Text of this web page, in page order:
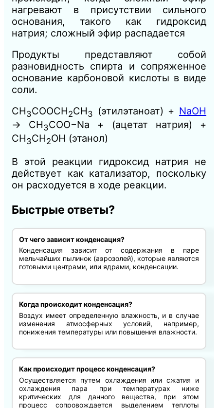
нагревают в присутствии сильного
основания, такого как гидроксид
натрия; сложный эфир распадается
Продукты представляют собой
разновидность спирта и сопряженное
основание карбоновой кислоты в виде
соли.
СН3COOCH2СН3 (этилэтаноат) + NaOH
→ СН3COO−Na + (ацетат натрия) +
СН3СН2ОН (этанол)
В этой реакции гидроксид натрия не
действует как катализатор, поскольку
он расходуется в ходе реакции.
Быстрые ответы?
От чего зависит конденсация?
Конденсация зависит от содержания в паре
мельчайших пылинок (аэрозолей), которые являются
готовыми центрами, или ядрами, конденсации.
Когда происходит конденсация?
Воздух имеет определенную влажность, и в случае
изменения атмосферных условий, например,
понижения температуры или повышения влажности.
Как происходит процесс конденсация?
Осуществляется путем охлаждения или сжатия и
охлаждения пара при температурах ниже
критических для данного вещества, при этом
процесс сопровождается выделением теплоты